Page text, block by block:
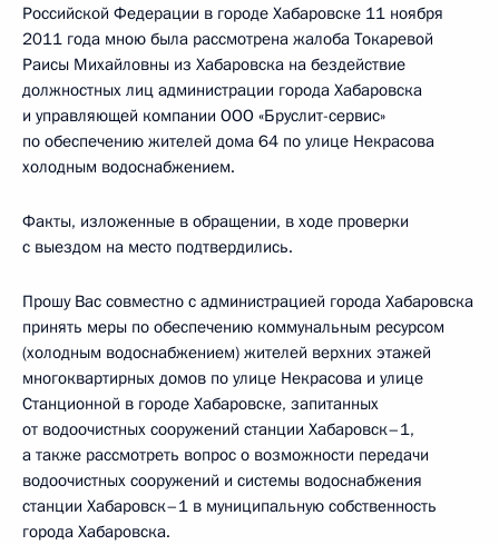
Российской Федерации в городе Хабаровске 11 ноября
2011 года мною была рассмотрена жалоба Токаревой
Раисы Михайловны из Хабаровска на бездействие
должностных лиц администрации города Хабаровска
и управляющей компании ООО «Бруслит-сервис»
по обеспечению жителей дома 64 по улице Некрасова
холодным водоснабжением.
Факты, изложенные в обращении, в ходе проверки
с выездом на место подтвердились.
Прошу Вас совместно с администрацией города Хабаровска
принять меры по обеспечению коммунальным ресурсом
(холодным водоснабжением) жителей верхних этажей
многоквартирных домов по улице Некрасова и улице
Станционной в городе Хабаровске, запитанных
от водоочистных сооружений станции Хабаровск–1,
а также рассмотреть вопрос о возможности передачи
водоочистных сооружений и системы водоснабжения
станции Хабаровск–1 в муниципальную собственность
города Хабаровска.